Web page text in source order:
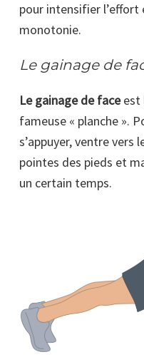
pour intensifier
monotonie.
Le gainage de
Le gainage de faceest
fameuse « planche ».
s’appuyer, ventre vers
pointes des pieds et
un certain temps.